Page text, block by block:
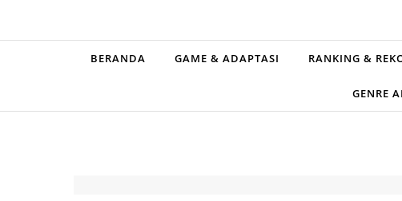
BERANDA GAME & ADAPTASI RANKING &
GENRE